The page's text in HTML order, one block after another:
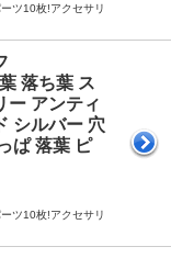
ツ10枚!アクセサリ
落ち葉 ス
ー アンティ
シルバー 穴
ぱ 落葉 ピ
ツ10枚!アクセサリ